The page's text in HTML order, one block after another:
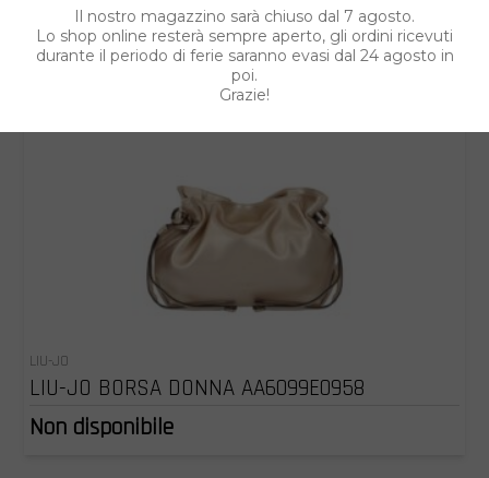
LIU-JO
LIU-JO BORSA DONNA AA6099E0958
Non disponibile
Il nostro magazzino sarà chiuso dal 7 agosto.
Lo shop online resterà sempre aperto, gli ordini ricevuti
durante il periodo di ferie saranno evasi dal 24 agosto in
poi.
Grazie!